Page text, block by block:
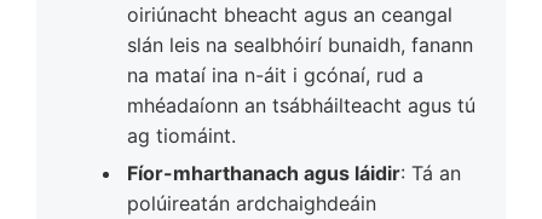
oiriúnacht bheacht agus an ceangal
slán leis na sealbhóirí bunaidh, fanann
na mataí ina n-áit i gcónaí, rud a
mhéadaíonn an tsábháilteacht agus tú
ag tiomáint.
Fíor-mharthanach agus láidir: Tá an
polúireatán ardchaighdeáin